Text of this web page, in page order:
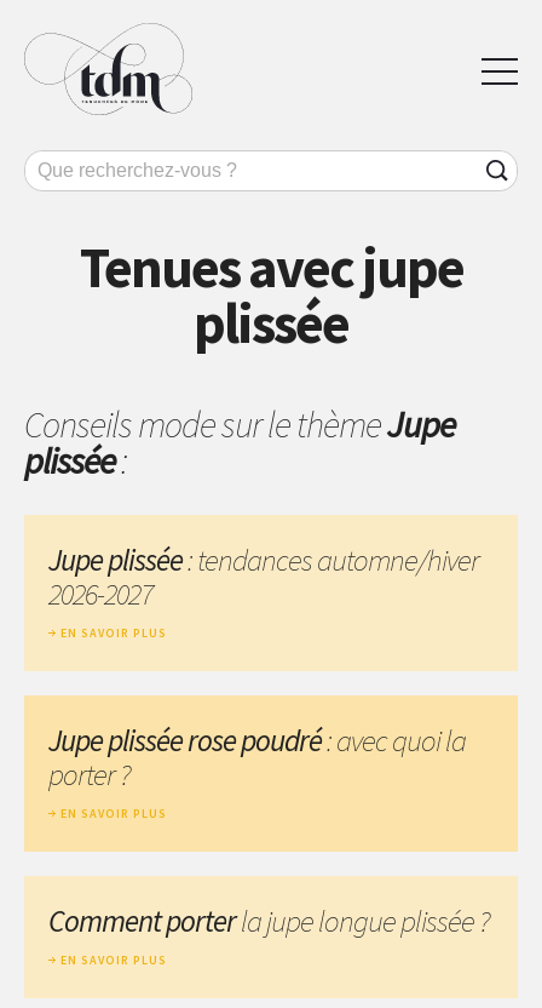
Tenues avec jupe
plissée
Conseils mode sur le thèmeJupe
plissée:
Jupe plissée: tendances automne/hiver
2026-2027
EN SAVOIR PLUS
Jupe plissée rose poudré: avec quoi la
porter ?
EN SAVOIR PLUS
Comment porterla jupe longue plissée ?
EN SAVOIR PLUS